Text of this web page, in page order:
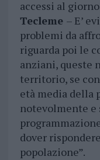
accessi al
Tecleme – E’
problemi da
riguarda poi le
anziani, queste
territorio, se
età media della
notevolmente e
dover
popolazione”.